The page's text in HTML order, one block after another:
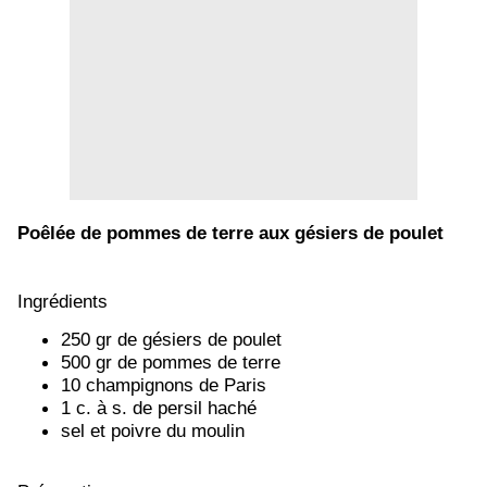
Poêlée de pommes de terre aux gésiers de poulet
Ingrédients
250 gr de gésiers de poulet
500 gr de pommes de terre
10 champignons de Paris
1 c. à s. de persil haché
sel et poivre du moulin